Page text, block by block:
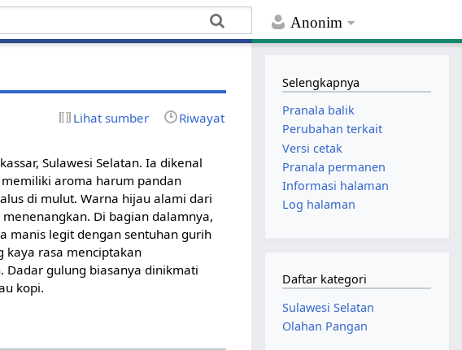
Anonim
Lihat sumber Riwayat
Sulawesi Selatan. Ia dikenal
aroma harum pandan
di mulut. Warna hijau alami dari
Di bagian dalamnya,
manis legit dengan sentuhan gurih
kaya rasa menciptakan
Dadar gulung biasanya dinikmati
kopi.
Selengkapnya
Pranala balik
Perubahan terkait
Versi cetak
Pranala permanen
Informasi halaman
Log halaman
Daftar kategori
Sulawesi Selatan
Olahan Pangan